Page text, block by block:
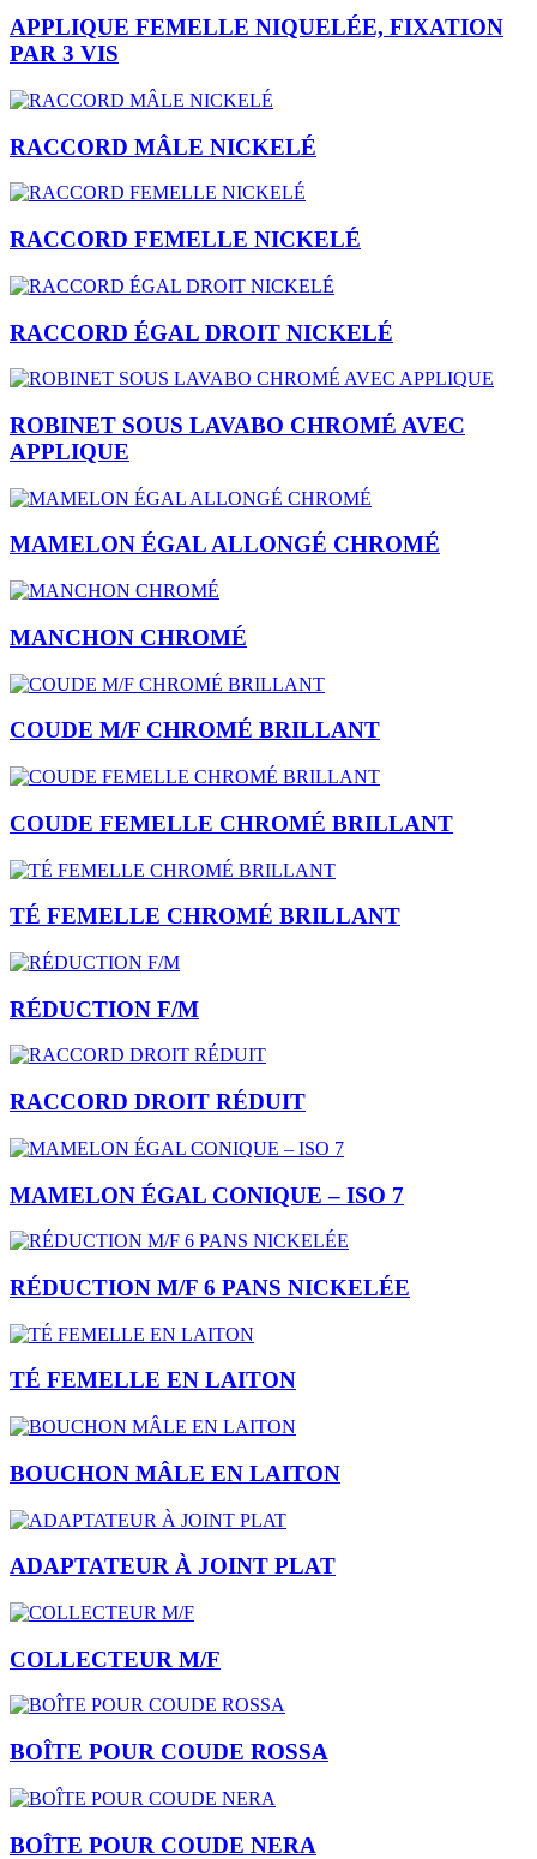
APPLIQUE FEMELLE NIQUELÉE, FIXATION
PAR 3 VIS
RACCORD MÂLE NICKELÉ
RACCORD FEMELLE NICKELÉ
RACCORD ÉGAL DROIT NICKELÉ
ROBINET SOUS LAVABO CHROMÉ AVEC
APPLIQUE
MAMELON ÉGAL ALLONGÉ CHROMÉ
MANCHON CHROMÉ
COUDE M/F CHROMÉ BRILLANT
COUDE FEMELLE CHROMÉ BRILLANT
TÉ FEMELLE CHROMÉ BRILLANT
RÉDUCTION F/M
RACCORD DROIT RÉDUIT
MAMELON ÉGAL CONIQUE – ISO 7
RÉDUCTION M/F 6 PANS NICKELÉE
TÉ FEMELLE EN LAITON
BOUCHON MÂLE EN LAITON
ADAPTATEUR À JOINT PLAT
COLLECTEUR M/F
BOÎTE POUR COUDE ROSSA
BOÎTE POUR COUDE NERA